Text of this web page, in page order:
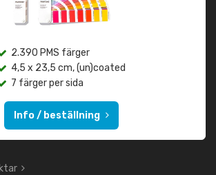
2.390 PMS färger
4,5 x 23,5 cm, (un)coated
7 färger per sida
Info / beställning